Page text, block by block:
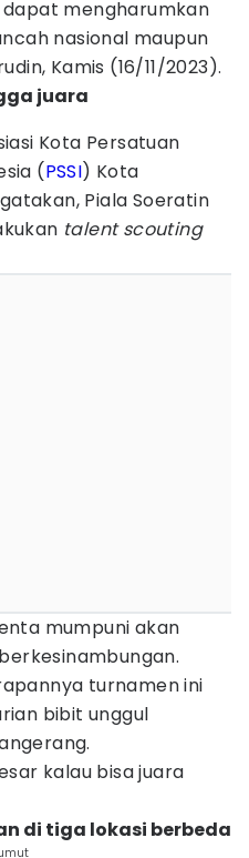
mengharumkan
nasional maupun
Kamis (16/11/2023).
juara
Kota Persatuan
(PSSI) Kota
Piala Soeratin
talent scouting
mumpuni akan
turnamen ini
bibit unggul
kalau bisa juara
di tiga lokasi berbeda